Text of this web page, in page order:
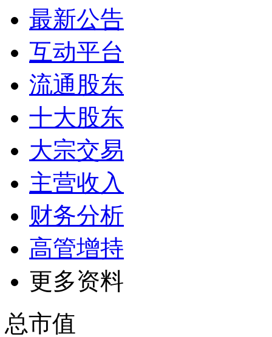
最新公告
互动平台
流通股东
十大股东
大宗交易
主营收入
财务分析
高管增持
更多资料
总市值